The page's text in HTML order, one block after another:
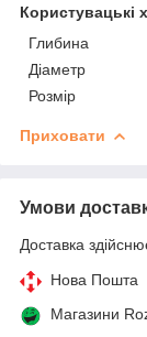
Користувацькі
Глибина
Діаметр
Розмір
Приховати
Умови
Доставка
Нова Пошта
Магазини